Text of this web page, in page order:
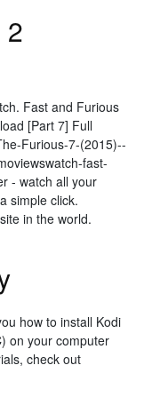
2
Fast and Furious
[Part 7] Full
Furious-7-(2015)--
fast-
- watch all your
simple click.
in the world.
how to install Kodi
on your computer
check out